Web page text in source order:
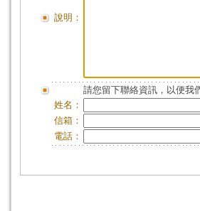
說明：
請您留下聯絡資訊，以便我
姓名：
信箱：
電話：